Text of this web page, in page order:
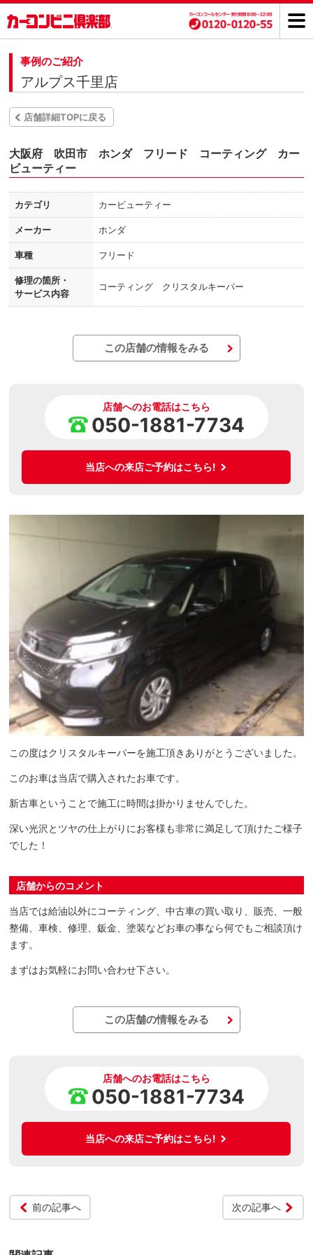
事例のご紹介
アルプス千里店
店舗詳細TOPに戻る
大阪府 吹田市 ホンダ フリード コーティング カー
ビューティー
カテゴリ カービューティー
メーカー ホンダ
車種 フリード
修理の箇所・
サービス内容
コーティング クリスタルキーパー
この店舗の情報をみる
店舗へのお電話はこちら
050-1881-7734
当店への来店ご予約はこちら!
この度はクリスタルキーパーを施工頂きありがとうございました。
このお車は当店で購入されたお車です。
新古車ということで施工に時間は掛かりませんでした。
深い光沢とツヤの仕上がりにお客様も非常に満足して頂けたご様子
でした！
店舗からのコメント
当店では給油以外にコーティング、中古車の買い取り、販売、一般
整備、車検、修理、鈑金、塗装などお車の事なら何でもご相談頂け
ます。
まずはお気軽にお問い合わせ下さい。
この店舗の情報をみる
店舗へのお電話はこちら
050-1881-7734
当店への来店ご予約はこちら!
前の記事へ 次の記事へ